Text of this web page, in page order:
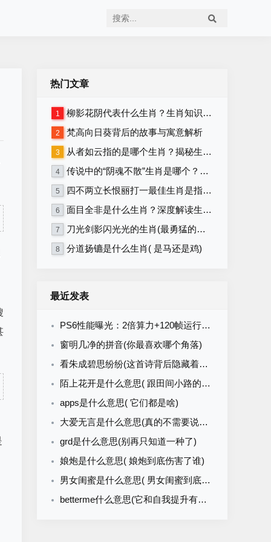
热门文章
1 柳影花阴代表什么生肖？生肖知识大揭秘！
2 梵高向日葵背后的故事与寓意解析
3 从者如云指的是哪个生肖？揭秘生肖背后的含义
4 传说中的“阴魂不散”生肖是哪个？详解生肖与“阴魂不散”的关联
5 四不两立长恨丽打一最佳生肖是指什么生肖，重点解释落实
6 面目全非是什么生肖？深度解读生肖性格与命运！
7 刀光剑影闪光光的生肖(最勇猛的生肖)
8 分道扬镳是什么生肖( 是马还是鸡)
最近发表
PS6性能曝光：2倍算力+120帧运行PG直击龙卷风真实风暴世界
窗明几净的拼音(你最喜欢哪个角落)
看朱成碧思纷纷(这首诗背后隐藏着怎样的故事)
陌上花开是什么意思( 跟田间小路的花有啥关系)
apps是什么意思( 它们都是啥)
大爱无言是什么意思(真的不需要说出口吗)
grd是什么意思(别再只知道一种了)
娘炮是什么意思( 娘炮到底伤害了谁)
男女闺蜜是什么意思( 男女闺蜜到底是什么关系)
betterme什么意思(它和自我提升有关吗)